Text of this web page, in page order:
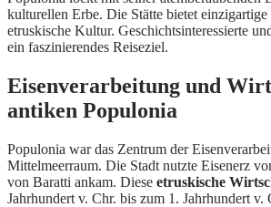
kulturellen Erbe. Die Stätte bietet
etruskische Kultur. Geschichtsinteressierte
ein faszinierendes Reiseziel.
Eisenverarbeitung und
antiken Populonia
Populonia war das Zentrum der
Mittelmeerraum. Die Stadt nutzte Eisenerz
von Baratti ankam. Diese etruskische
Jahrhundert v. Chr. bis zum 1. Jahrhundert v.